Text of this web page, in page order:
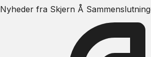
Nyheder fra Skjern Å